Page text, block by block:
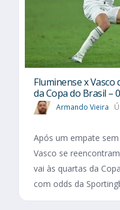
Fluminense x Vasco
da Copa do Brasil –
Armando Vieira
Após um empate
Vasco se
vai às quartas da
com odds da